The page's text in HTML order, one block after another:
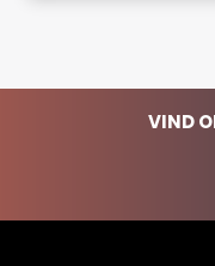
VIND